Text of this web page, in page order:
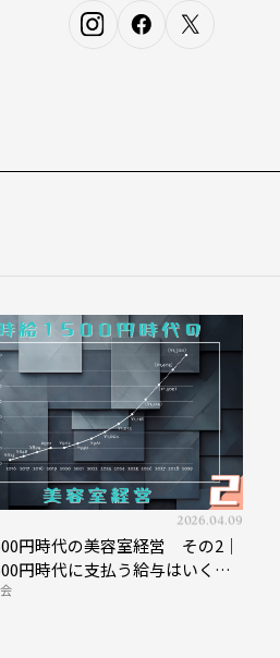
2026.04.09
円時代の美容室経営 その2｜
円時代に支払う給与はいくら